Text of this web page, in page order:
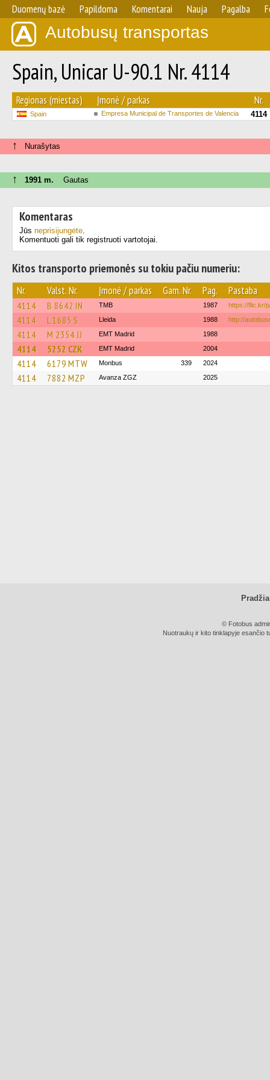
Duomenų bazė Papildoma Komentarai Nauja Pagalba
Autobusų transportas
Spain, Unicar U-90.1 Nr. 4114
Regionas (miestas) Įmonė / parkas Nr.
Spain Empresa Municipal de Transportes de Valencia 4114
↑ Nurašytas
↑ 1991 m. Gautas
Komentaras
Jūs neprisijungėte.
Komentuoti gali tik registruoti vartotojai.
Kitos transporto priemonės su tokiu pačiu numeriu:
Nr. Valst. Nr. Įmonė / parkas Gam. Nr. Pag. Pastaba
4114 B 8642 IN TMB 1987 https://flic.kr/
4114 L 1685 S Lleida 1988 http://
4114 M 2354 JJ EMT Madrid 1988
4114 5252 CZK EMT Madrid 2004
4114 6179 MTW Monbus 339 2024
4114 7882 MZP Avanza ZGZ 2025
Pradžia
© Fotobus
Nuotraukų ir kito tinklapyje esančio